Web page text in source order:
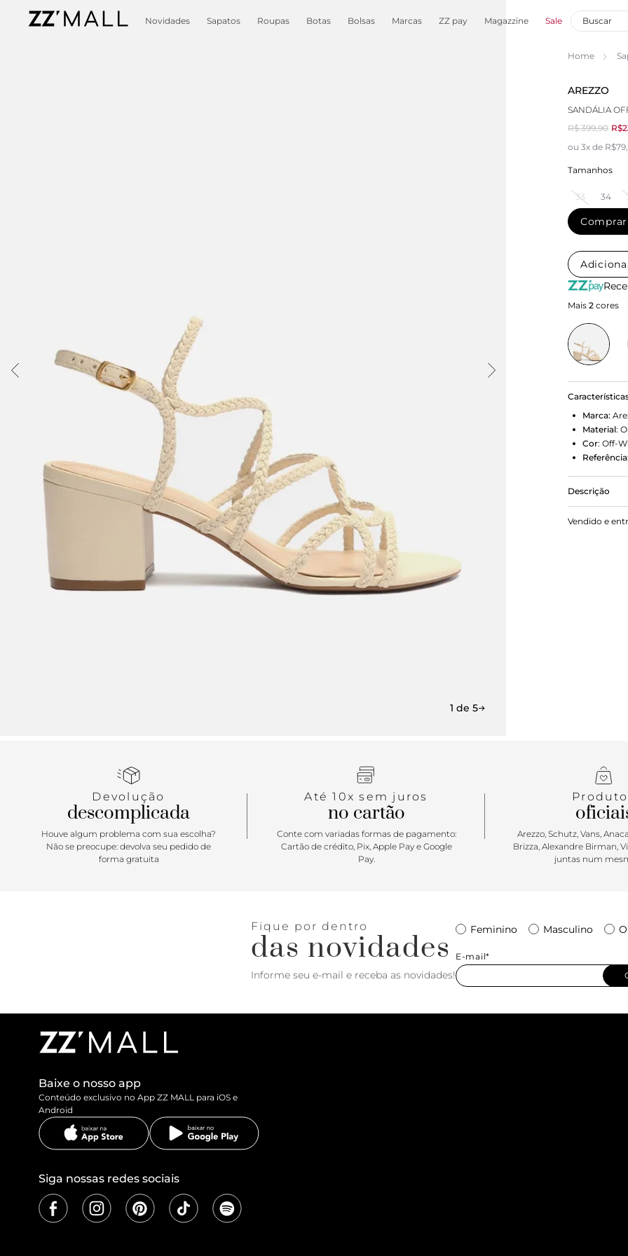
Novidades Sapatos Roupas Botas Bolsas Marcas ZZ pay Magazzine Sale
1 de 5
Home
AREZZO
SANDÁLIA
R$ 399,90
ou 3x de
Tamanhos
33 34
Comprar
Mais 2 cores
Marca:
Material:
Cor: Off-
Referência:
Descrição
Sandália
redondo.
Vendido e
Devolução
descomplicada
Houve algum problema com sua escolha?
Não se preocupe: devolva seu pedido de
forma gratuita
Até 10x sem juros
no cartão
Conte com variadas formas de pagamento:
Cartão de crédito, Pix, Apple Pay e Google
Pay.
Arezzo, Schutz, Vans,
Brizza, Alexandre Birman,
juntas num
Fique por dentro
das novidades
Informe seu e-mail e receba as novidades!
Feminino Masculino
E-mail*
Baixe o nosso app
Conteúdo exclusivo no App ZZ MALL para iOS e
Android
Siga nossas redes sociais